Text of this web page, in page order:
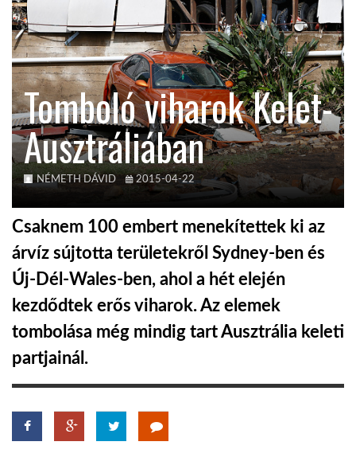
KÖZEL-KELET
AUSZTRÁLIA
A VILÁG ITTHON
MÉDIA
GLOBOTV BP
HÍR3D
GLOBOTV
Tomboló viharok Kelet-
Ausztráliában
NÉMETH DÁVID 2015-04-22
Csaknem 100 embert menekítettek ki az
árvíz sújtotta területekről Sydney-ben és
Új-Dél-Wales-ben, ahol a hét elején
kezdődtek erős viharok. Az elemek
tombolása még mindig tart Ausztrália keleti
partjainál.